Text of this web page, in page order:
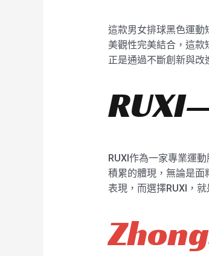
這款男女排球黑色運動
美觀性完美結合，這款
正是通過不斷創新與改
RUXI作為一家專業運
積累的體現，無論是面
表現，而選擇RUXI，